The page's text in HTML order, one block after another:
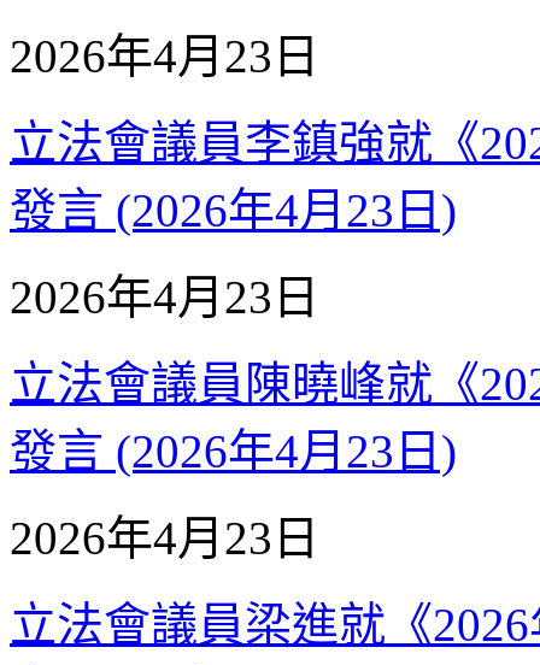
2026年4月23日
立法會議員李鎮強就《
發言 (2026年4月23日)
2026年4月23日
立法會議員陳曉峰就《
發言 (2026年4月23日)
2026年4月23日
立法會議員梁進就《